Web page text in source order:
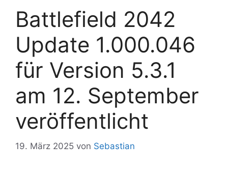
Battlefield 2042
Update 1.000.046
für Version 5.3.1
am 12. September
veröffentlicht
19. März 2025 von Sebastian